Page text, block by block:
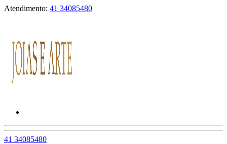
Atendimento: 41 34085480
41 34085480